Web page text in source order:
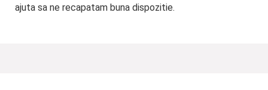
ajuta sa ne recapatam buna dispozitie.